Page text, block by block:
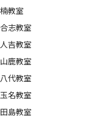
楠教室
合志教室
人吉教室
山鹿教室
八代教室
玉名教室
田島教室